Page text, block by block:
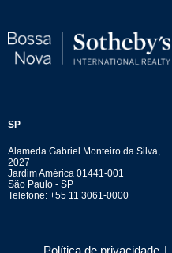
SP
Alameda Gabriel Monteiro da Silva,
2027
Jardim América 01441-001
São Paulo - SP
Telefone: +55 11 3061-0000